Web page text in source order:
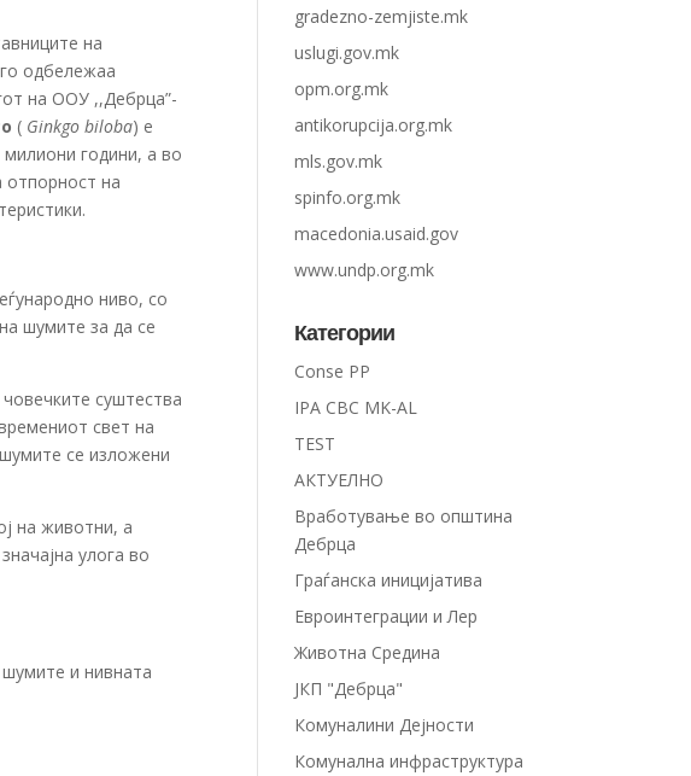
на
одбележаа
на ООУ ,,Дебрца”-
( Ginkgo biloba) е
години, а во
на
ниво, со
шумите за да се
суштества
свет на
се изложени
на животни, а
улога во
и нивната
gradezno-zemjiste.mk
uslugi.gov.mk
opm.org.mk
antikorupcija.org.mk
mls.gov.mk
spinfo.org.mk
macedonia.usaid.gov
www.undp.org.mk
Категории
Conse PP
IPA CBC MK-AL
TEST
АКТУЕЛНО
Вработување во општина
Дебрца
Граѓанска иницијатива
Евроинтеграции и Лер
Животна Средина
ЈКП "Дебрца"
Комуналини Дејности
Комунална инфраструктура